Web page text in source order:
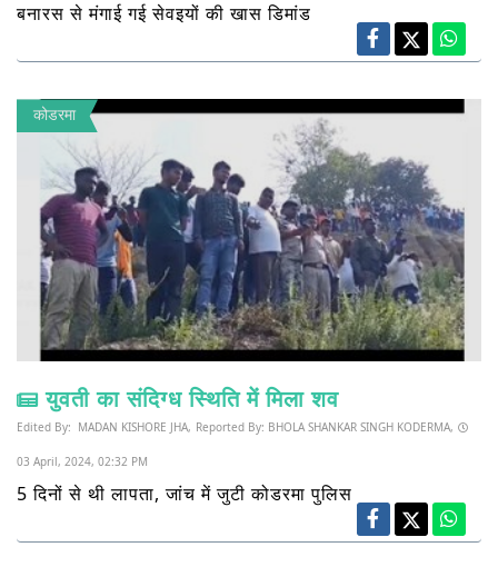
बनारस से मंगाई गई सेवइयों की खास डिमांड
कोडरमा
युवती का संदिग्ध स्थिति में मिला शव
Edited By: MADAN KISHORE JHA, Reported By: BHOLA SHANKAR SINGH KODERMA,
03 April, 2024, 02:32 PM
5 दिनों से थी लापता, जांच में जुटी कोडरमा पुलिस